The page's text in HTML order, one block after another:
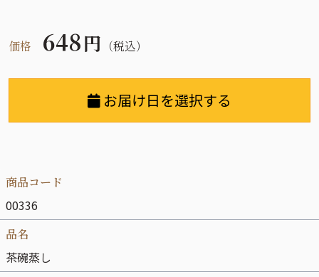
価格 648円 （税込）
お届け日を選択する
商品コード
00336
品名
茶碗蒸し